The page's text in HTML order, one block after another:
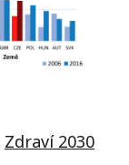
Zdraví 2030